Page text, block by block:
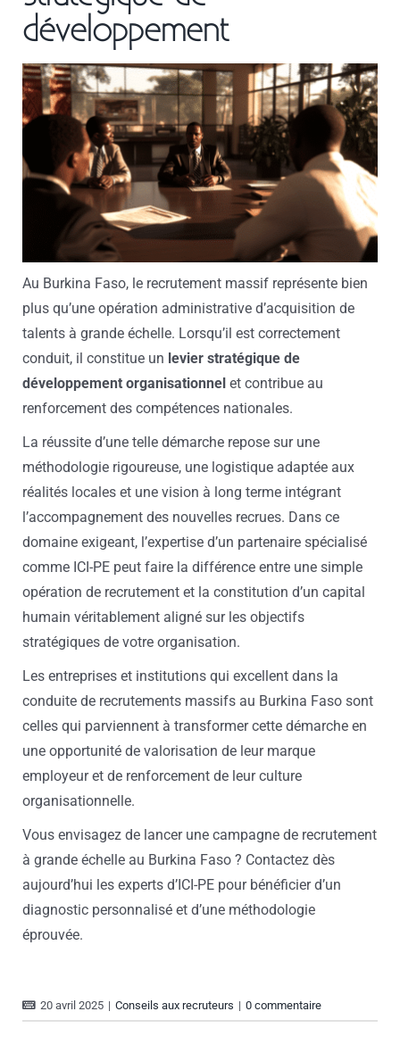
développement
Au Burkina Faso, le recrutement massif représente bien
plus qu’une opération administrative d’acquisition de
talents à grande échelle. Lorsqu’il est correctement
conduit, il constitue un levier stratégique de
développement organisationnel et contribue au
renforcement des compétences nationales.
La réussite d’une telle démarche repose sur une
méthodologie rigoureuse, une logistique adaptée aux
réalités locales et une vision à long terme intégrant
l’accompagnement des nouvelles recrues. Dans ce
domaine exigeant, l’expertise d’un partenaire spécialisé
comme ICI-PE peut faire la différence entre une simple
opération de recrutement et la constitution d’un capital
humain véritablement aligné sur les objectifs
stratégiques de votre organisation.
Les entreprises et institutions qui excellent dans la
conduite de recrutements massifs au Burkina Faso sont
celles qui parviennent à transformer cette démarche en
une opportunité de valorisation de leur marque
employeur et de renforcement de leur culture
organisationnelle.
Vous envisagez de lancer une campagne de recrutement
à grande échelle au Burkina Faso ? Contactez dès
aujourd’hui les experts d’ICI-PE pour bénéficier d’un
diagnostic personnalisé et d’une méthodologie
éprouvée.
20 avril 2025 | Conseils aux recruteurs | 0 commentaire